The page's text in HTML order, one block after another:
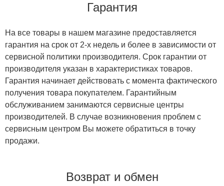
Гарантия
На все товары в нашем магазине предоставляется
гарантия на срок от 2-х недель и более в зависимости от
сервисной политики производителя. Срок гарантии от
производителя указан в характеристиках товаров.
Гарантия начинает действовать с момента фактического
получения товара покупателем. Гарантийным
обслуживанием занимаются сервисные центры
производителей. В случае возникновения проблем с
сервисным центром Вы можете обратиться в точку
продажи.
Возврат и обмен